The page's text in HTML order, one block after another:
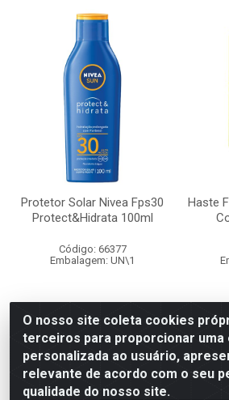
Protetor Solar Nivea Fps30
Protect&Hidrata 100ml
Código: 66377
Embalagem: UN\1
Faça seu login ou
cadastre-se para
ver preços e
comprar
Haste
O nosso site coleta cookies
terceiros para proporcionar uma
personalizada ao usuário,
relevante de acordo com o seu
qualidade do nosso site.